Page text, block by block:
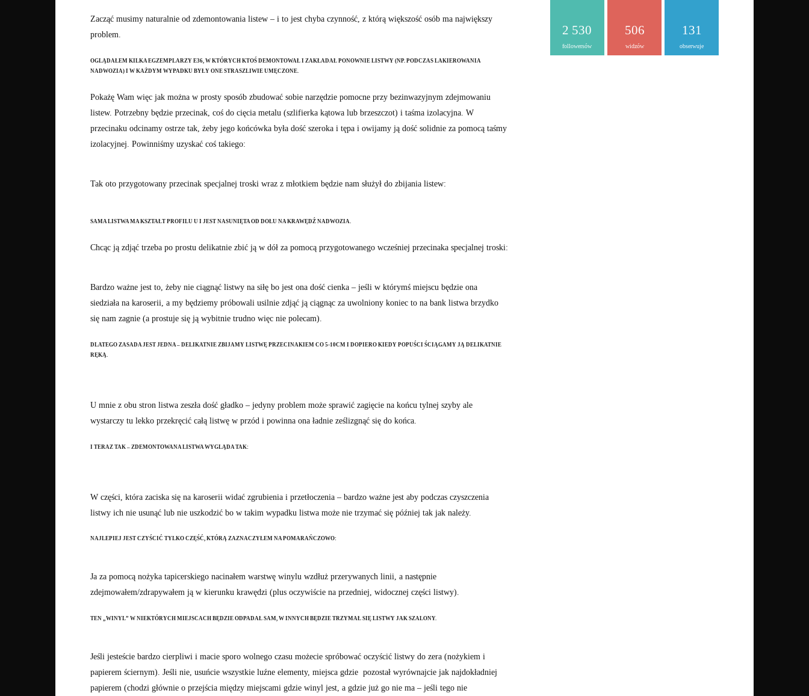
Zacząć musimy naturalnie od zdemontowania listew – i to jest chyba czynność, z którą większość osób ma największy
problem.
OGLĄDAŁEM KILKA EGZEMPLARZY E36, W KTÓRYCH KTOŚ DEMONTOWAŁ I ZAKŁADAŁ PONOWNIE LISTWY (NP. PODCZAS LAKIEROWANIA
NADWOZIA) I W KAŻDYM WYPADKU BYŁY ONE STRASZLIWIE UMĘCZONE.
Pokażę Wam więc jak można w prosty sposób zbudować sobie narzędzie pomocne przy bezinwazyjnym zdejmowaniu
listew. Potrzebny będzie przecinak, coś do cięcia metalu (szlifierka kątowa lub brzeszczot) i taśma izolacyjna. W
przecinaku odcinamy ostrze tak, żeby jego końcówka była dość szeroka i tępa i owijamy ją dość solidnie za pomocą taśmy
izolacyjnej. Powinniśmy uzyskać coś takiego:
Tak oto przygotowany przecinak specjalnej troski wraz z młotkiem będzie nam służył do zbijania listew:
SAMA LISTWA MA KSZTAŁT PROFILU U I JEST NASUNIĘTA OD DOŁU NA KRAWĘDŹ NADWOZIA.
Chcąc ją zdjąć trzeba po prostu delikatnie zbić ją w dół za pomocą przygotowanego wcześniej przecinaka specjalnej troski:
Bardzo ważne jest to, żeby nie ciągnąć listwy na siłę bo jest ona dość cienka – jeśli w którymś miejscu będzie ona
siedziała na karoserii, a my będziemy próbowali usilnie zdjąć ją ciągnąc za uwolniony koniec to na bank listwa brzydko
się nam zagnie (a prostuje się ją wybitnie trudno więc nie polecam).
DLATEGO ZASADA JEST JEDNA – DELIKATNIE ZBIJAMY LISTWĘ PRZECINAKIEM CO 5-10CM I DOPIERO KIEDY POPUŚCI ŚCIĄGAMY JĄ DELIKATNIE
RĘKĄ.
U mnie z obu stron listwa zeszła dość gładko – jedyny problem może sprawić zagięcie na końcu tylnej szyby ale
wystarczy tu lekko przekręcić całą listwę w przód i powinna ona ładnie ześlizgnąć się do końca.
I TERAZ TAK – ZDEMONTOWANA LISTWA WYGLĄDA TAK:
W części, która zaciska się na karoserii widać zgrubienia i przetłoczenia – bardzo ważne jest aby podczas czyszczenia
listwy ich nie usunąć lub nie uszkodzić bo w takim wypadku listwa może nie trzymać się później tak jak należy.
NAJLEPIEJ JEST CZYŚCIĆ TYLKO CZĘŚĆ, KTÓRĄ ZAZNACZYŁEM NA POMARAŃCZOWO:
Ja za pomocą nożyka tapicerskiego nacinałem warstwę winylu wzdłuż przerywanych linii, a następnie
zdejmowałem/zdrapywałem ją w kierunku krawędzi (plus oczywiście na przedniej, widocznej części listwy).
TEN „WINYL” W NIEKTÓRYCH MIEJSCACH BĘDZIE ODPADAŁ SAM, W INNYCH BĘDZIE TRZYMAŁ SIĘ LISTWY JAK SZALONY.
Jeśli jesteście bardzo cierpliwi i macie sporo wolnego czasu możecie spróbować oczyścić listwy do zera (nożykiem i
papierem ściernym). Jeśli nie, usuńcie wszystkie luźne elementy, miejsca gdzie pozostał wyrównajcie jak najdokładniej
papierem (chodzi głównie o przejścia między miejscami gdzie winyl jest, a gdzie już go nie ma – jeśli tego nie
2 530
followersów
506
widzów
131
obserwuje